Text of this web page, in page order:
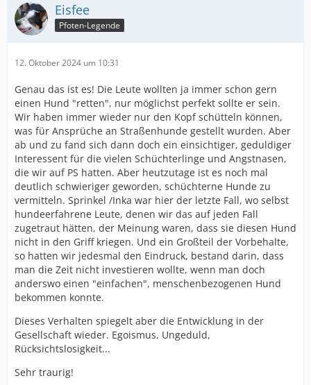
Eisfee
Pfoten-Legende
12. Oktober 2024 um 10:31
Genau das ist es! Die Leute wollten ja immer schon gern
einen Hund "retten", nur möglichst perfekt sollte er sein.
Wir haben immer wieder nur den Kopf schütteln können,
was für Ansprüche an Straßenhunde gestellt wurden. Aber
ab und zu fand sich dann doch ein einsichtiger, geduldiger
Interessent für die vielen Schüchterlinge und Angstnasen,
die wir auf PS hatten. Aber heutzutage ist es noch mal
deutlich schwieriger geworden, schüchterne Hunde zu
vermitteln. Sprinkel /Inka war hier der letzte Fall, wo selbst
hundeerfahrene Leute, denen wir das auf jeden Fall
zugetraut hätten, der Meinung waren, dass sie diesen Hund
nicht in den Griff kriegen. Und ein Großteil der Vorbehalte,
so hatten wir jedesmal den Eindruck, bestand darin, dass
man die Zeit nicht investieren wollte, wenn man doch
anderswo einen "einfachen", menschenbezogenen Hund
bekommen konnte.
Dieses Verhalten spiegelt aber die Entwicklung in der
Gesellschaft wieder. Egoismus, Ungeduld,
Rücksichtslosigkeit...
Sehr traurig!